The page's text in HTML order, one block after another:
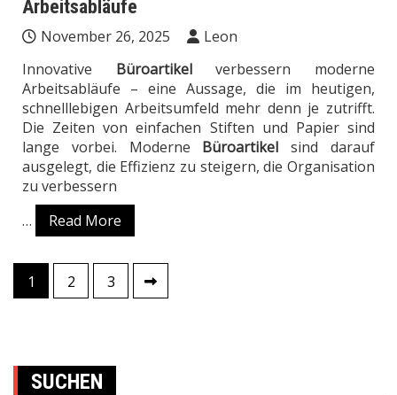
Arbeitsabläufe
November 26, 2025
Leon
Innovative Büroartikelverbessern moderne
Arbeitsabläufe – eine Aussage, die im heutigen,
schnelllebigen Arbeitsumfeld mehr denn je zutrifft.
Die Zeiten von einfachen Stiften und Papier sind
lange vorbei. Moderne Büroartikel sind darauf
ausgelegt, die Effizienz zu steigern, die Organisation
zu verbessern
…
Read More
Posts
1 2 3
SUCHEN